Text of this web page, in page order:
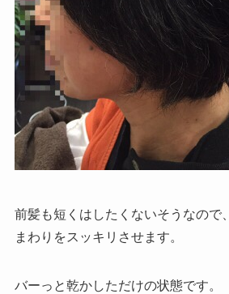
前髪も短くはしたくないそうなので、
まわりをスッキリさせます。
バーっと乾かしただけの状態です。